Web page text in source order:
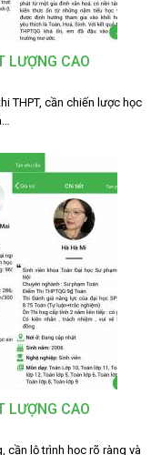
LƯỢNG CAO
THPT, cần chiến lược học
LƯỢNG CAO
cần lộ trình học rõ ràng và